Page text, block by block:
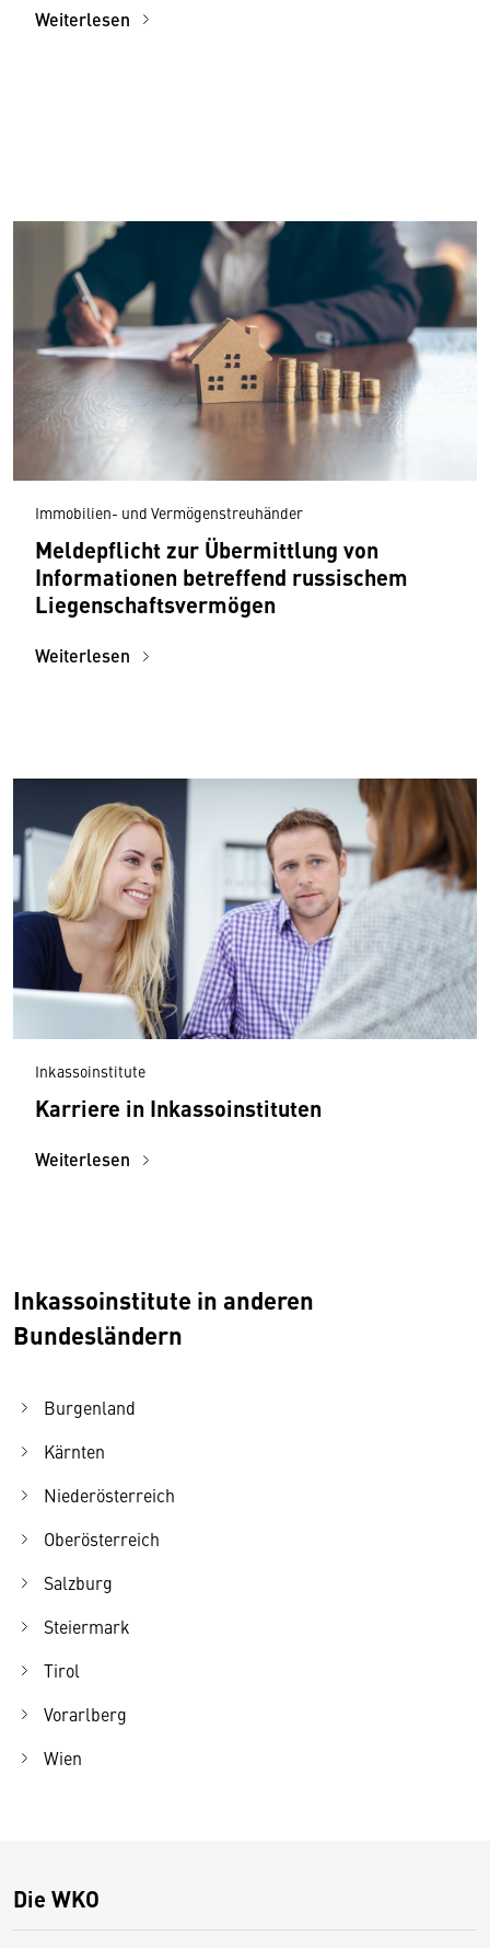
Weiterlesen
Immobilien- und Vermögenstreuhänder
Meldepflicht zur Übermittlung von
Informationen betreffend russischem
Liegenschaftsvermögen
Weiterlesen
Inkassoinstitute
Karriere in Inkassoinstituten
Weiterlesen
Inkassoinstitute in anderen
Bundesländern
Burgenland
Kärnten
Niederösterreich
Oberösterreich
Salzburg
Steiermark
Tirol
Vorarlberg
Wien
Die WKO